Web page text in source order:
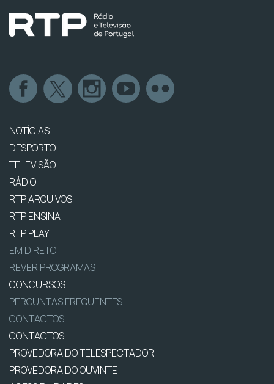
NOTÍCIAS
DESPORTO
TELEVISÃO
RÁDIO
RTP ARQUIVOS
RTP ENSINA
RTP PLAY
EM DIRETO
REVER PROGRAMAS
CONCURSOS
PERGUNTAS FREQUENTES
CONTACTOS
CONTACTOS
PROVEDORA DO TELESPECTADOR
PROVEDORA DO OUVINTE